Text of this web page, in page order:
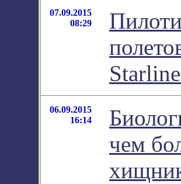
07.09.2015
08:29
06.09.2015
16:14
чем